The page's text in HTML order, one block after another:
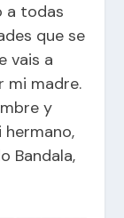
a todas
que se
vais a
mi madre.
y
hermano,
Bandala,